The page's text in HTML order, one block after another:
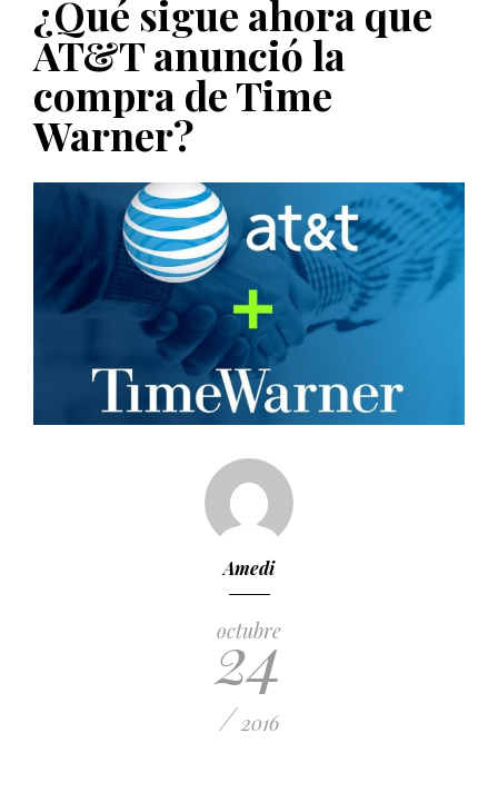
PUBLICADO EL 5 ENERO, 2023
¿Qué sigue ahora que
AT&T anunció la
compra de Time
Warner?
Amedi
octubre
24
/ 2016